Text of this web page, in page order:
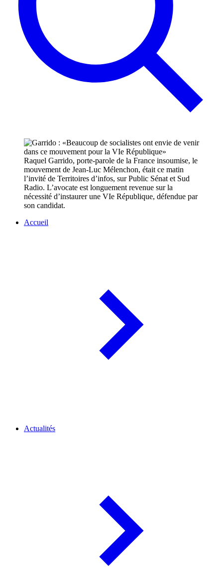
Raquel Garrido, porte-parole de la France insoumise, le
mouvement de Jean-Luc Mélenchon, était ce matin
l’invité de Territoires d’infos, sur Public Sénat et Sud
Radio. L’avocate est longuement revenue sur la
nécessité d’instaurer une VIe République, défendue par
son candidat.
Accueil
Actualités